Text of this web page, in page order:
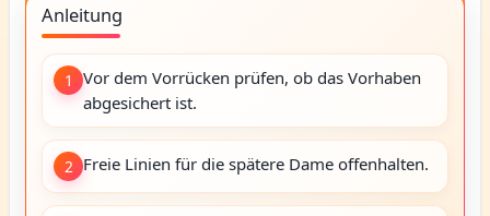
Anleitung
1
Vor dem Vorrücken prüfen, ob das Vorhaben
abgesichert ist.
2 Freie Linien für die spätere Dame offenhalten.